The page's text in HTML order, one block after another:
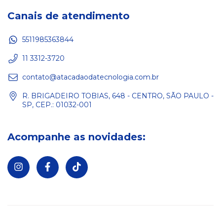
Canais de atendimento
5511985363844
11 3312-3720
contato@atacadaodatecnologia.com.br
R. BRIGADEIRO TOBIAS, 648 - CENTRO, SÃO PAULO -
SP, CEP.: 01032-001
Acompanhe as novidades: